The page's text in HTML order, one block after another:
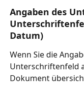
Angaben des
Datum)
Wenn Sie die
Unterschriftenfeld
Dokument